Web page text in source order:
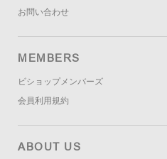
お問い合わせ
MEMBERS
ビショップメンバーズ
会員利用規約
ABOUT US